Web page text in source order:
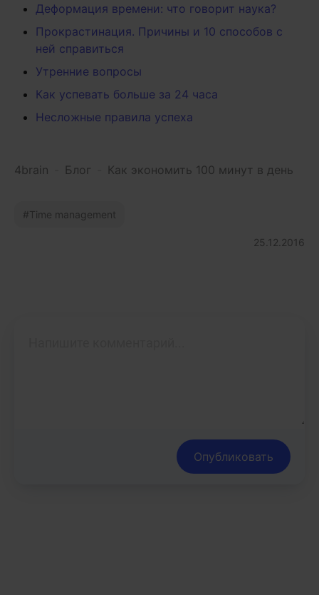
Деформация времени: что говорит наука?
Прокрастинация. Причины и 10 способов с
ней справиться
Утренние вопросы
Как успевать больше за 24 часа
Несложные правила успеха
4brain Блог Как экономить 100 минут в день
Time management
25.12.2016
Опубликовать